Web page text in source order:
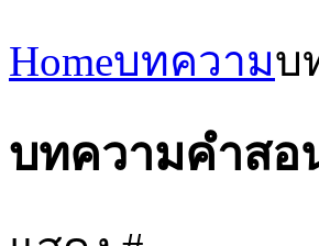
Homeบทความบ
บทความคำสอ